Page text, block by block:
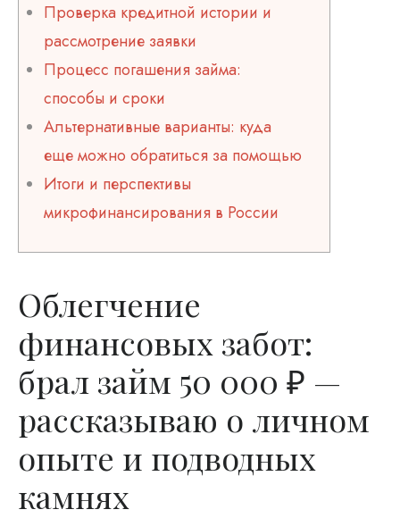
Проверка кредитной истории и
рассмотрение заявки
Процесс погашения займа:
способы и сроки
Альтернативные варианты: куда
еще можно обратиться за помощью
Итоги и перспективы
микрофинансирования в России
Облегчение
финансовых забот:
брал займ 50 000 ₽ —
рассказываю о личном
опыте и подводных
камнях